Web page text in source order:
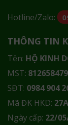
Hotline/Zalo:
THÔNG TIN
Tên: HỘ KINH
MST:
SĐT: 0984 904
Mã ĐK HKD:
Ngày cấp: 22/